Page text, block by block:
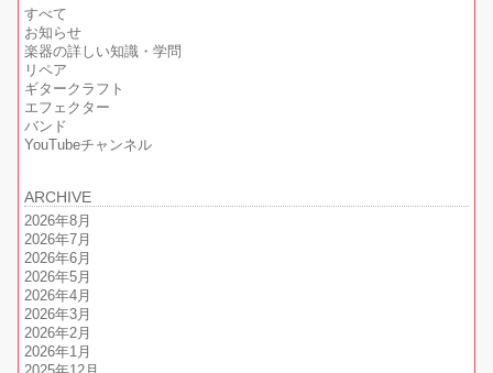
すべて
お知らせ
楽器の詳しい知識・学問
リペア
ギタークラフト
エフェクター
バンド
YouTubeチャンネル
ARCHIVE
2026年8月
2026年7月
2026年6月
2026年5月
2026年4月
2026年3月
2026年2月
2026年1月